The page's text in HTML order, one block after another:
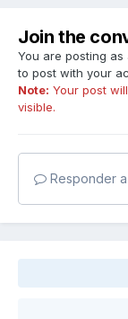
Join the
You are posting
to post with your
Note: Your post
visible.
Responder